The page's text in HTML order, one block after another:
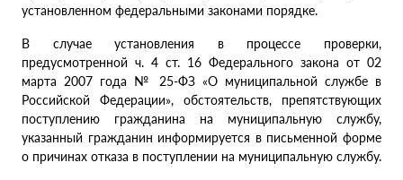
установленном федеральными законами порядке.
В случае установления в процессе проверки,
предусмотренной ч. 4 ст. 16 Федерального закона от 02
марта 2007 года № 25-ФЗ «О муниципальной службе в
Российской Федерации», обстоятельств, препятствующих
поступлению гражданина на муниципальную службу,
указанный гражданин информируется в письменной форме
о причинах отказа в поступлении на муниципальную службу.